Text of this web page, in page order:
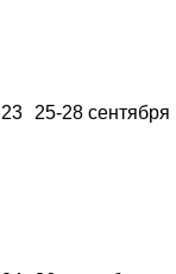
23 25-28 сентября